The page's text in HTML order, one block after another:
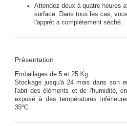
Attendez deux à quatre heures
surface. Dans tous les cas,
l'apprêt a complètement séché.
Présentation
Emballages de 5 et 25 Kg.
Stockage jusqu'à 24 mois dans son
l'abri des éléments et de l'humidité,
exposé à des températures
35ºC.